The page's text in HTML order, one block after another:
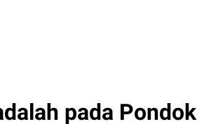
pada Pondok